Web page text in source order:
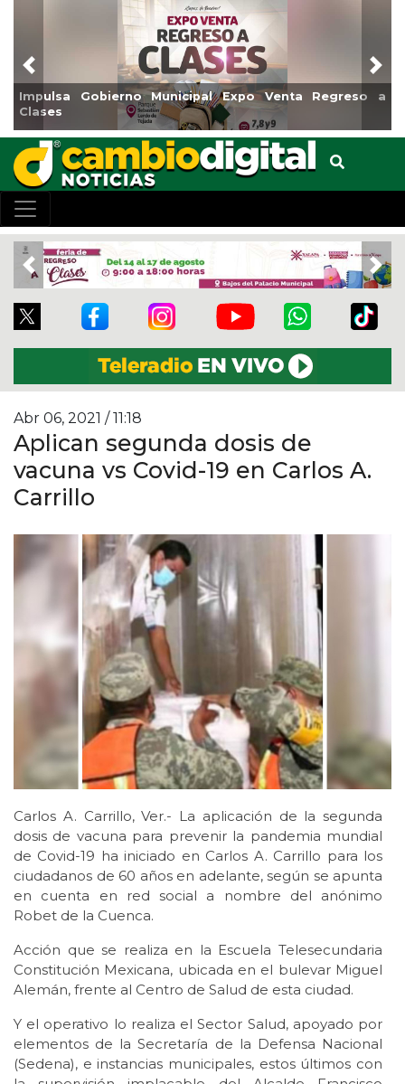
Impulsa Gobierno Municipal Expo Venta Regreso a
Clases
Previous
Previous
Abr 06, 2021 / 11:18
Aplican segunda dosis de
vacuna vs Covid-19 en Carlos A.
Carrillo
Carlos A. Carrillo, Ver.- La aplicación de la segunda
dosis de vacuna para prevenir la pandemia mundial
de Covid-19 ha iniciado en Carlos A. Carrillo para los
ciudadanos de 60 años en adelante, según se apunta
en cuenta en red social a nombre del anónimo
Robet de la Cuenca.
Acción que se realiza en la Escuela Telesecundaria
Constitución Mexicana, ubicada en el bulevar Miguel
Alemán, frente al Centro de Salud de esta ciudad.
Y el operativo lo realiza el Sector Salud, apoyado por
elementos de la Secretaría de la Defensa Nacional
(Sedena), e instancias municipales, estos últimos con